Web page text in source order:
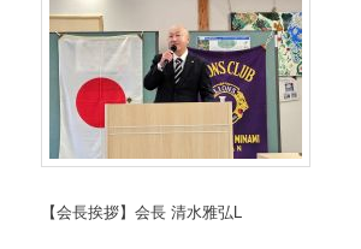
【会長挨拶】会長 清水雅弘L